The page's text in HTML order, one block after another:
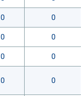
0 0
0 0
0 0
0 0